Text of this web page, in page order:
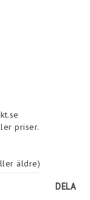
priser.
äldre)
DELA